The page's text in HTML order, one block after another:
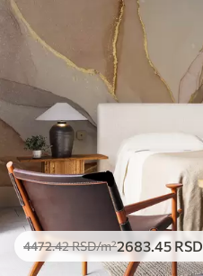
4472.42RSD/m²2683.45 RSD